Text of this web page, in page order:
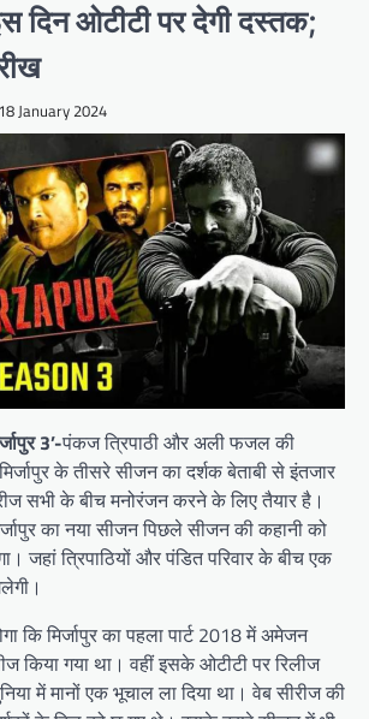
इस दिन ओटीटी पर देगी दस्तक;
18 January 2024
3’-पंकज त्रिपाठी और अली फजल की
के तीसरे सीजन का दर्शक बेताबी से इंतजार
सभी के बीच मनोरंजन करने के लिए तैयार है।
का नया सीजन पिछले सीजन की कहानी को
जहां त्रिपाठियों और पंडित परिवार के बीच एक
कि मिर्जापुर का पहला पार्ट 2018 में अमेजन
किया गया था। वहीं इसके ओटीटी पर रिलीज
में मानों एक भूचाल ला दिया था। वेब सीरीज की